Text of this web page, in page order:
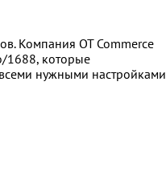
Компания OT Commerce
1688, которые
нужными настройками